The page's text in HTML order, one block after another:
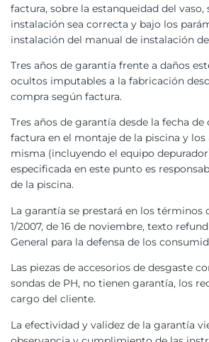
factura, sobre la estanqueidad del
instalación sea correcta y bajo los
instalación del manual de instalación
Tres años de garantía frente a daños
ocultos imputables a la fabricación
compra según factura.
Tres años de garantía desde la fecha
factura en el montaje de la piscina y los
misma (incluyendo el equipo
especificada en este punto es
de la piscina.
La garantía se prestará en los términos
1/2007, de 16 de noviembre, texto
General para la defensa de los
Las piezas de accesorios de desgaste
sondas de PH, no tienen garantía, los
cargo del cliente.
La efectividad y validez de la garantía